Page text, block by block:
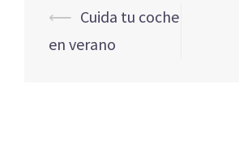
Navegación
de
⟵ Cuida tu coche
en verano